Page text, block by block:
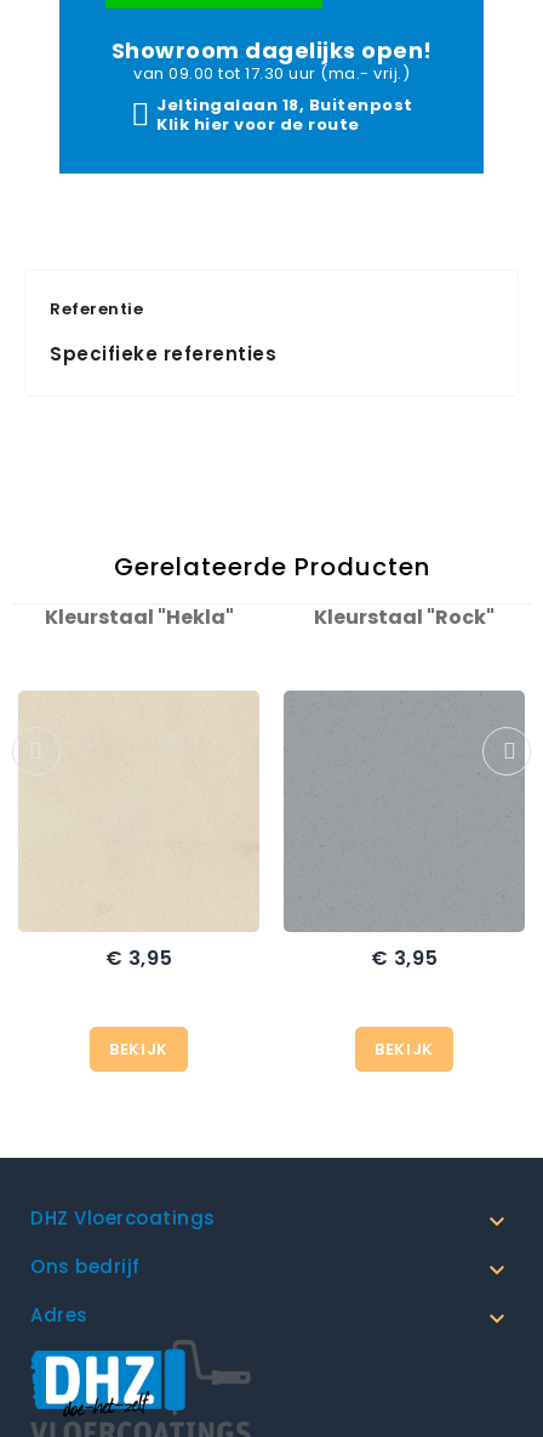
Showroom dagelijks open!
van 09.00 tot 17.30 uur (ma.- vrij.)
Jeltingalaan 18, Buitenpost
Klik hier voor de route
Referentie
Specifieke referenties
Gerelateerde Producten
Kleurstaal "Hekla"
Prijs
€ 3,95
BEKIJK
Kleurstaal "Rock"
Prijs
€ 3,95
BEKIJK
DHZ Vloercoatings 
Ons bedrijf 
Adres 